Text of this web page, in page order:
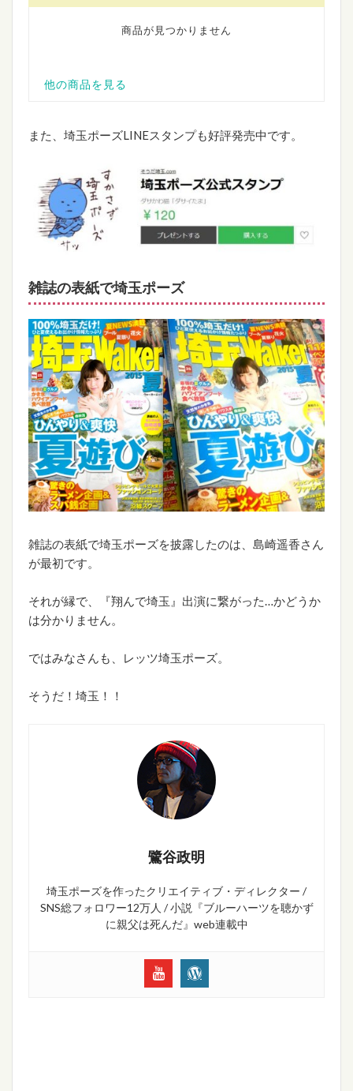
また、埼玉ポーズLINEスタンプも好評発売中です。
雑誌の表紙で埼玉ポーズ
雑誌の表紙で埼玉ポーズを披露したのは、島崎遥香さん
が最初です。
それが縁で、『翔んで埼玉』出演に繋がった…かどうか
は分かりません。
ではみなさんも、レッツ埼玉ポーズ。
そうだ！埼玉！！
鷺谷政明
埼玉ポーズを作ったクリエイティブ・ディレクター /
SNS総フォロワー12万人 / 小説『ブルーハーツを聴かず
に親父は死んだ』web連載中